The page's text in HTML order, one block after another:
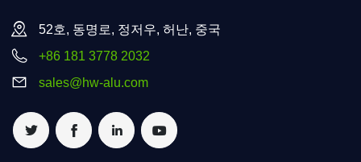
52호, 동명로, 정저우, 허난, 중국
+86 181 3778 2032
sales@hw-alu.com